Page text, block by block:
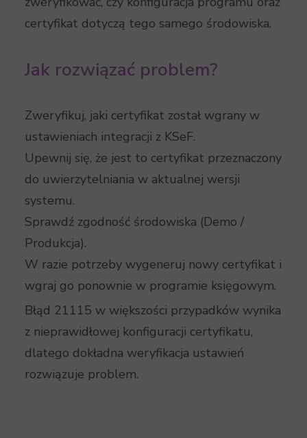
certyfikat dotyczą tego samego środowiska.
Jak rozwiązać problem?
Zweryfikuj, jaki certyfikat został wgrany w
ustawieniach integracji z KSeF.
Upewnij się, że jest to certyfikat przeznaczony
do uwierzytelniania w aktualnej wersji
systemu.
Sprawdź zgodność środowiska (Demo /
Produkcja).
W razie potrzeby wygeneruj nowy certyfikat i
wgraj go ponownie w programie księgowym.
Błąd 21115 w większości przypadków wynika
z nieprawidłowej konfiguracji certyfikatu,
dlatego dokładna weryfikacja ustawień
rozwiązuje problem.